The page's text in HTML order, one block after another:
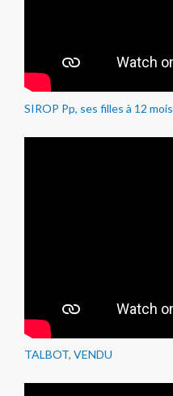
SIROP Pp, ses filles à 12 mois
TALBOT, VENDU